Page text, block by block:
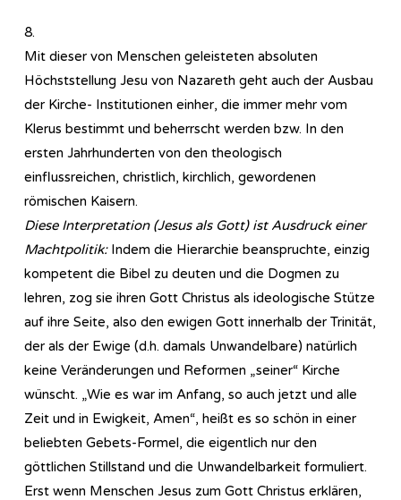
8.
Mit dieser von Menschen geleisteten absoluten
Höchststellung Jesu von Nazareth geht auch der Ausbau
der Kirche- Institutionen einher, die immer mehr vom
Klerus bestimmt und beherrscht werden bzw. In den
ersten Jahrhunderten von den theologisch
einflussreichen, christlich, kirchlich, gewordenen
römischen Kaisern.
Diese Interpretation (Jesus als Gott) ist Ausdruck einer
Machtpolitik:Indem die Hierarchie beanspruchte, einzig
kompetent die Bibel zu deuten und die Dogmen zu
lehren, zog sie ihren Gott Christus als ideologische Stütze
auf ihre Seite, also den ewigen Gott innerhalb der Trinität,
der als der Ewige (d.h. damals Unwandelbare) natürlich
keine Veränderungen und Reformen „seiner“ Kirche
wünscht. „Wie es war im Anfang, so auch jetzt und alle
Zeit und in Ewigkeit, Amen“, heißt es so schön in einer
beliebten Gebets-Formel, die eigentlich nur den
göttlichen Stillstand und die Unwandelbarkeit formuliert.
Erst wenn Menschen Jesus zum Gott Christus erklären,